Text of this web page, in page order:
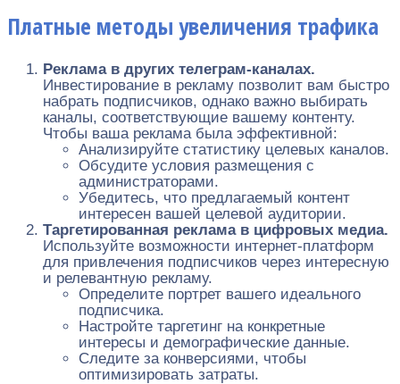
Платные методы увеличения трафика
Реклама в других телеграм-каналах.
Инвестирование в рекламу позволит вам быстро
набрать подписчиков, однако важно выбирать
каналы, соответствующие вашему контенту.
Чтобы ваша реклама была эффективной:
Анализируйте статистику целевых каналов.
Обсудите условия размещения с
администраторами.
Убедитесь, что предлагаемый контент
интересен вашей целевой аудитории.
Таргетированная реклама в цифровых медиа.
Используйте возможности интернет-платформ
для привлечения подписчиков через интересную
и релевантную рекламу.
Определите портрет вашего идеального
подписчика.
Настройте таргетинг на конкретные
интересы и демографические данные.
Следите за конверсиями, чтобы
оптимизировать затраты.